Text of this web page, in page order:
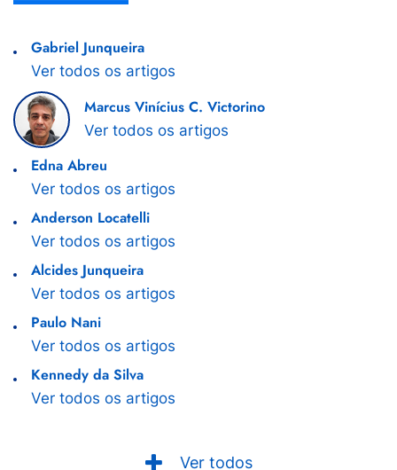
Gabriel Junqueira
Ver todos os artigos
Marcus Vinícius C. Victorino
Ver todos os artigos
Edna Abreu
Ver todos os artigos
Anderson Locatelli
Ver todos os artigos
Alcides Junqueira
Ver todos os artigos
Paulo Nani
Ver todos os artigos
Kennedy da Silva
Ver todos os artigos
Ver todos